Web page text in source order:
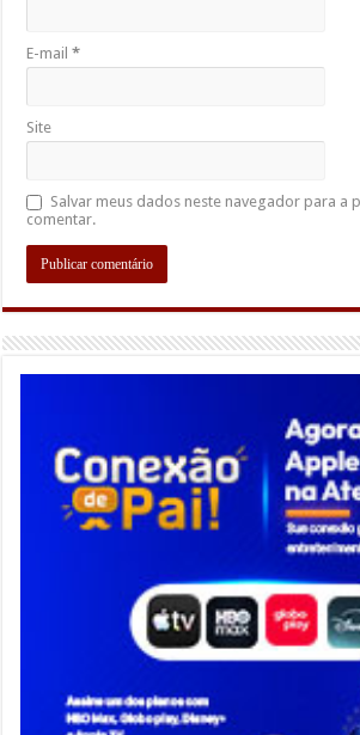
E-mail*
Site
Salvar meus dados neste navegador para a
comentar.